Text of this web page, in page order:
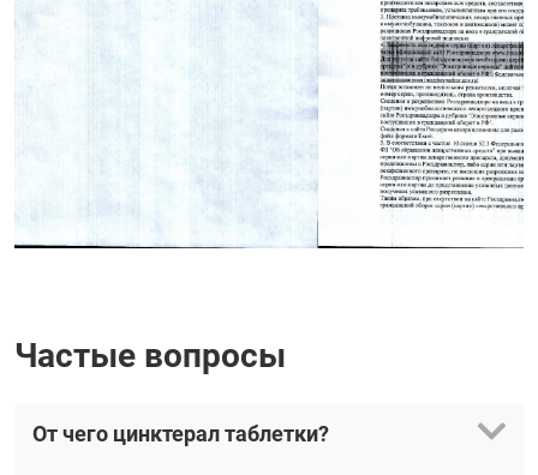
Частые вопросы
От чего цинктерал таблетки?